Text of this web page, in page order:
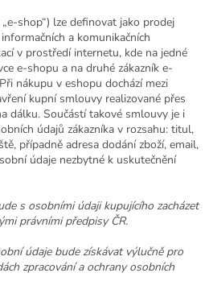
shop“) lze definovat jako prodej
a komunikačních
v prostředí internetu, kde na jedné
e-shopu a na druhé zákazník e-
nákupu v eshopu dochází mezi
kupní smlouvy realizované přes
dálku. Součástí takové smlouvy je i
údajů zákazníka v rozsahu: titul,
případně adresa dodání zboží, email,
údaje nezbytné k uskutečnění
s osobními údaji kupujícího zacházet
právními předpisy ČR.
údaje bude získávat výlučně pro
zpracování a ochrany osobních